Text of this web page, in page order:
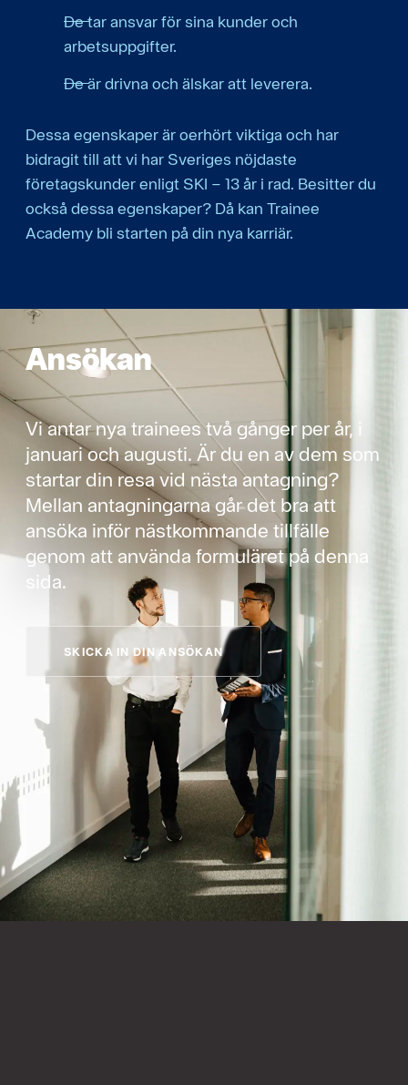
De tar ansvar för sina kunder och
arbetsuppgifter.
De är drivna och älskar att leverera.
Dessa egenskaper är oerhört viktiga och har
bidragit till att vi har Sveriges nöjdaste
företagskunder enligt SKI – 13 år i rad. Besitter du
också dessa egenskaper? Då kan Trainee
Academy bli starten på din nya karriär.
Ansökan
Vi antar nya trainees två gånger per år, i
januari och augusti. Är du en av dem som
startar din resa vid nästa antagning?
Mellan antagningarna går det bra att
ansöka inför nästkommande tillfälle
genom att använda formuläret på denna
sida.
SKICKA IN DIN ANSÖKAN